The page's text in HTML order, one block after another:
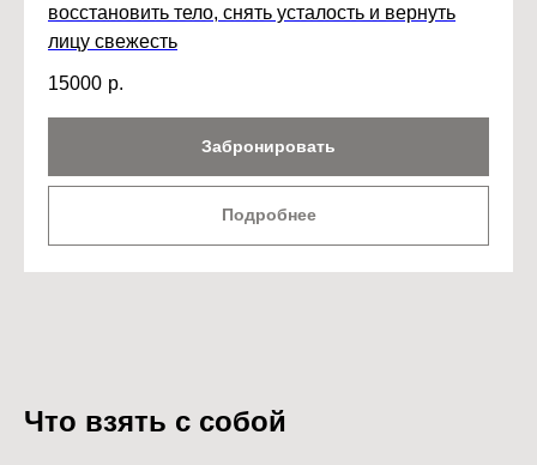
восстановить тело, снять усталость и вернуть
лицу свежесть
15000 р.
Забронировать
Подробнее
Что взять с собой